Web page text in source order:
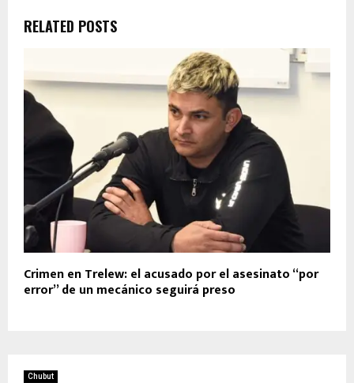
RELATED POSTS
Crimen en Trelew: el acusado por el asesinato “por
error” de un mecánico seguirá preso
Chubut